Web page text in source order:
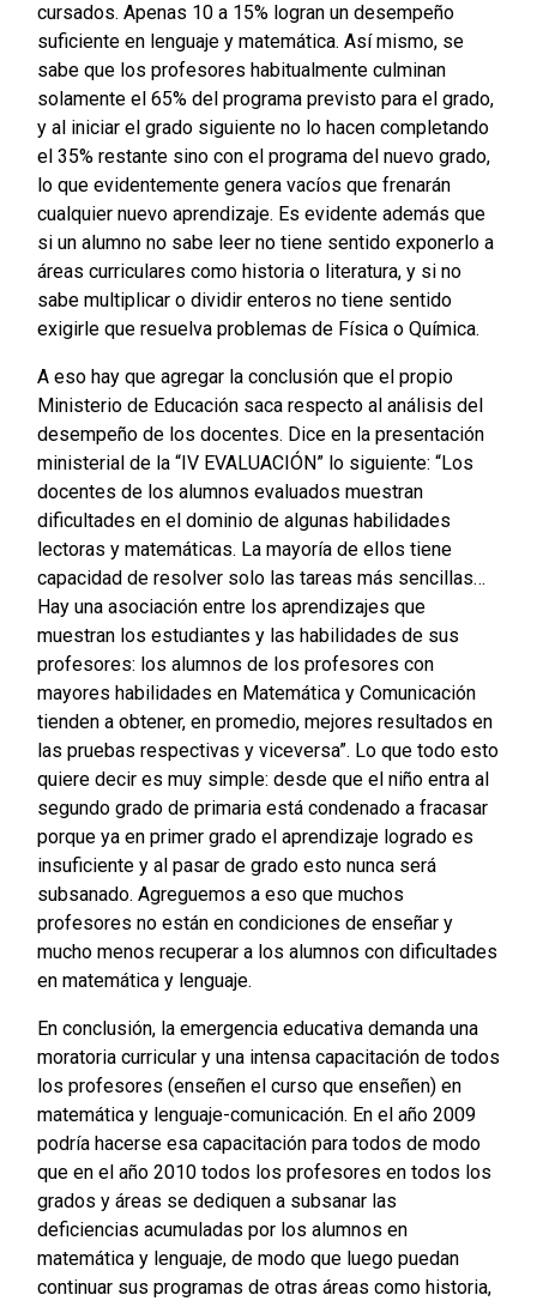
cursados. Apenas 10 a 15% logran un desempeño
suficiente en lenguaje y matemática. Así mismo, se
sabe que los profesores habitualmente culminan
solamente el 65% del programa previsto para el grado,
y al iniciar el grado siguiente no lo hacen completando
el 35% restante sino con el programa del nuevo grado,
lo que evidentemente genera vacíos que frenarán
cualquier nuevo aprendizaje. Es evidente además que
si un alumno no sabe leer no tiene sentido exponerlo a
áreas curriculares como historia o literatura, y si no
sabe multiplicar o dividir enteros no tiene sentido
exigirle que resuelva problemas de Física o Química.
A eso hay que agregar la conclusión que el propio
Ministerio de Educación saca respecto al análisis del
desempeño de los docentes. Dice en la presentación
ministerial de la “IV EVALUACIÓN” lo siguiente: “Los
docentes de los alumnos evaluados muestran
dificultades en el dominio de algunas habilidades
lectoras y matemáticas. La mayoría de ellos tiene
capacidad de resolver solo las tareas más sencillas…
Hay una asociación entre los aprendizajes que
muestran los estudiantes y las habilidades de sus
profesores: los alumnos de los profesores con
mayores habilidades en Matemática y Comunicación
tienden a obtener, en promedio, mejores resultados en
las pruebas respectivas y viceversa”. Lo que todo esto
quiere decir es muy simple: desde que el niño entra al
segundo grado de primaria está condenado a fracasar
porque ya en primer grado el aprendizaje logrado es
insuficiente y al pasar de grado esto nunca será
subsanado. Agreguemos a eso que muchos
profesores no están en condiciones de enseñar y
mucho menos recuperar a los alumnos con dificultades
en matemática y lenguaje.
En conclusión, la emergencia educativa demanda una
moratoria curricular y una intensa capacitación de todos
los profesores (enseñen el curso que enseñen) en
matemática y lenguaje-comunicación. En el año 2009
podría hacerse esa capacitación para todos de modo
que en el año 2010 todos los profesores en todos los
grados y áreas se dediquen a subsanar las
deficiencias acumuladas por los alumnos en
matemática y lenguaje, de modo que luego puedan
continuar sus programas de otras áreas como historia,